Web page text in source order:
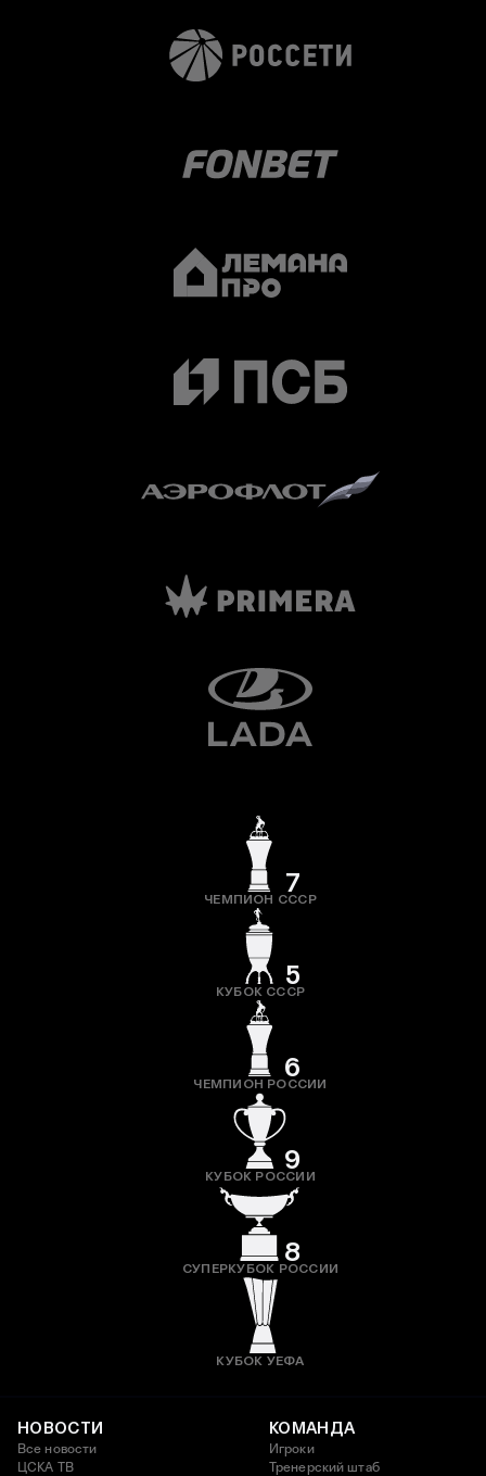
7
ЧЕМПИОН СССР
5
КУБОК СССР
6
ЧЕМПИОН РОССИИ
9
КУБОК РОССИИ
8
СУПЕРКУБОК РОССИИ
КУБОК УЕФА
НОВОСТИ
Все новости
ЦСКА ТВ
КОМАНДА
Игроки
Тренерский штаб